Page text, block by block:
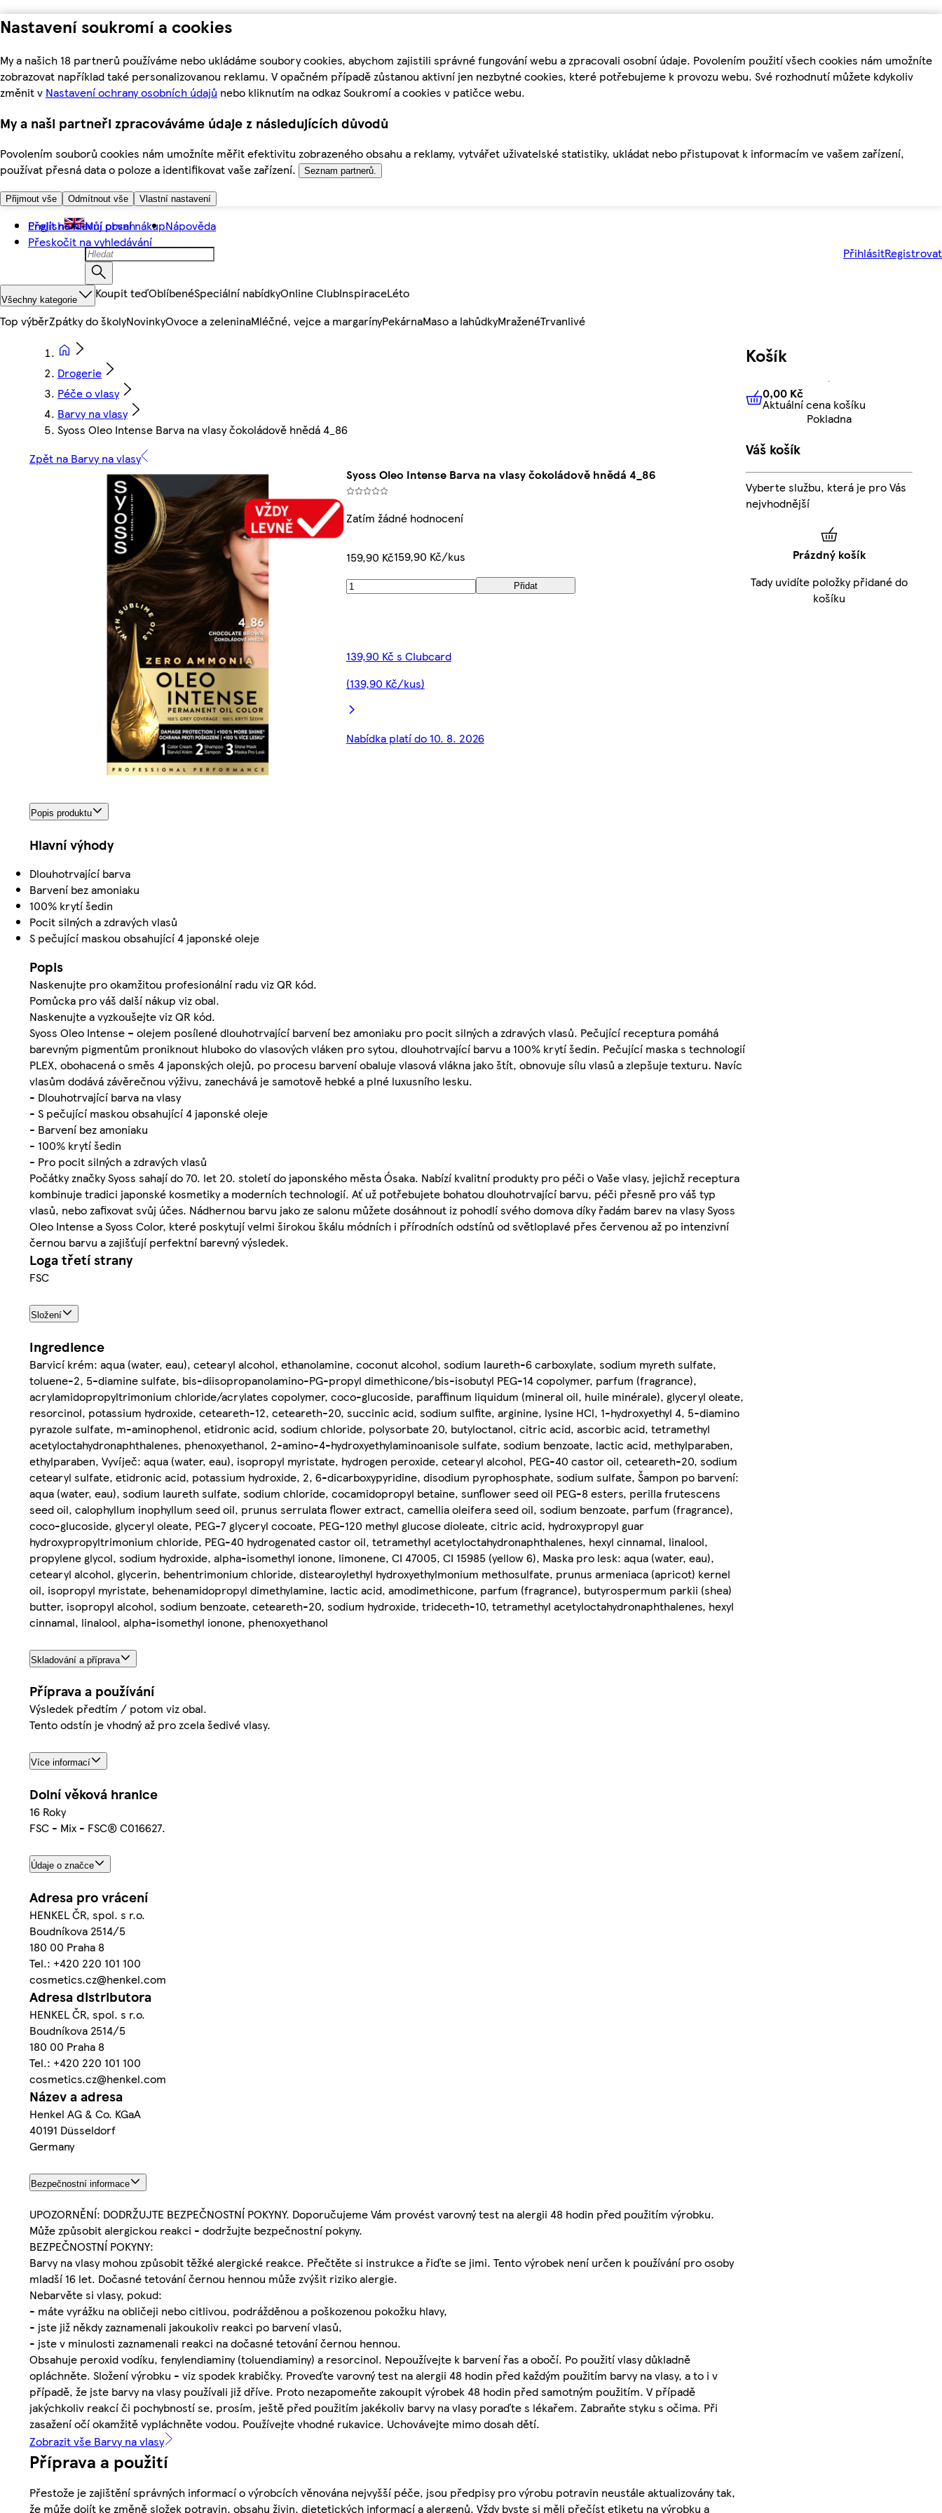
Nastavení soukromí a cookies
My a našich 18 partnerů používáme nebo ukládáme soubory cookies, abychom zajistili správné fungování webu a zpracovali osobní údaje. Povolením použití všech cookies nám umožníte
zobrazovat například také personalizovanou reklamu. V opačném případě zůstanou aktivní jen nezbytné cookies, které potřebujeme k provozu webu. Své rozhodnutí můžete kdykoliv
změnit v Nastavení ochrany osobních údajů nebo kliknutím na odkaz Soukromí a cookies v patičce webu.
My a naši partneři zpracováváme údaje z následujících důvodů
Povolením souborů cookies nám umožníte měřit efektivitu zobrazeného obsahu a reklamy, vytvářet uživatelské statistiky, ukládat nebo přistupovat k informacím ve vašem zařízení,
používat přesná data o poloze a identifikovat vaše zařízení.
Seznam partnerů.
Přijmout vše Odmítnout vše Vlastní nastavení
Přejít na hlavní obsah
Přeskočit na vyhledávání
English Můj první nákupNápověda
PřihlásitRegistrovat
Všechny kategorie Koupit teďOblíbenéSpeciální nabídkyOnline ClubInspiraceLéto
Top výběrZpátky do školyNovinkyOvoce a zeleninaMléčné, vejce a margarínyPekárnaMaso a lahůdkyMraženéTrvanlivé
Drogerie
Péče o vlasy
Barvy na vlasy
Syoss Oleo Intense Barva na vlasy čokoládově hnědá 4_86
Zpět na Barvy na vlasy
Syoss Oleo Intense Barva na vlasy čokoládově hnědá 4_86
Zatím žádné hodnocení
159,90 Kč159,90 Kč/kus
Přidat
139,90 Kč s Clubcard
(139,90 Kč/kus)
Nabídka platí do 10. 8. 2026
Popis produktu
Hlavní výhody
Dlouhotrvající barva
Barvení bez amoniaku
100% krytí šedin
Pocit silných a zdravých vlasů
S pečující maskou obsahující 4 japonské oleje
Popis
Naskenujte pro okamžitou profesionální radu viz QR kód.
Pomůcka pro váš další nákup viz obal.
Naskenujte a vyzkoušejte viz QR kód.
Syoss Oleo Intense – olejem posílené dlouhotrvající barvení bez amoniaku pro pocit silných a zdravých vlasů. Pečující receptura pomáhá
barevným pigmentům proniknout hluboko do vlasových vláken pro sytou, dlouhotrvající barvu a 100% krytí šedin. Pečující maska s technologií
PLEX, obohacená o směs 4 japonských olejů, po procesu barvení obaluje vlasová vlákna jako štít, obnovuje sílu vlasů a zlepšuje texturu. Navíc
vlasům dodává závěrečnou výživu, zanechává je samotově hebké a plné luxusního lesku.
- Dlouhotrvající barva na vlasy
- S pečující maskou obsahující 4 japonské oleje
- Barvení bez amoniaku
- 100% krytí šedin
- Pro pocit silných a zdravých vlasů
Počátky značky Syoss sahají do 70. let 20. století do japonského města Ósaka. Nabízí kvalitní produkty pro péči o Vaše vlasy, jejichž receptura
kombinuje tradici japonské kosmetiky a moderních technologií. Ať už potřebujete bohatou dlouhotrvající barvu, péči přesně pro váš typ
vlasů, nebo zafixovat svůj účes. Nádhernou barvu jako ze salonu můžete dosáhnout iz pohodlí svého domova díky řadám barev na vlasy Syoss
Oleo Intense a Syoss Color, které poskytují velmi širokou škálu módních i přírodních odstínů od světloplavé přes červenou až po intenzivní
černou barvu a zajišťují perfektní barevný výsledek.
Loga třetí strany
FSC
Složení
Ingredience
Barvicí krém: aqua (water, eau), cetearyl alcohol, ethanolamine, coconut alcohol, sodium laureth-6 carboxylate, sodium myreth sulfate,
toluene-2, 5-diamine sulfate, bis-diisopropanolamino-PG-propyl dimethicone/bis-isobutyl PEG-14 copolymer, parfum (fragrance),
acrylamidopropyltrimonium chloride/acrylates copolymer, coco-glucoside, paraffinum liquidum (mineral oil, huile minérale), glyceryl oleate,
resorcinol, potassium hydroxide, ceteareth-12, ceteareth-20, succinic acid, sodium sulfite, arginine, lysine HCl, 1-hydroxyethyl 4, 5-diamino
pyrazole sulfate, m-aminophenol, etidronic acid, sodium chloride, polysorbate 20, butyloctanol, citric acid, ascorbic acid, tetramethyl
acetyloctahydronaphthalenes, phenoxyethanol, 2-amino-4-hydroxyethylaminoanisole sulfate, sodium benzoate, lactic acid, methylparaben,
ethylparaben, Vyvíječ: aqua (water, eau), isopropyl myristate, hydrogen peroxide, cetearyl alcohol, PEG-40 castor oil, ceteareth-20, sodium
cetearyl sulfate, etidronic acid, potassium hydroxide, 2, 6-dicarboxypyridine, disodium pyrophosphate, sodium sulfate, Šampon po barvení:
aqua (water, eau), sodium laureth sulfate, sodium chloride, cocamidopropyl betaine, sunflower seed oil PEG-8 esters, perilla frutescens
seed oil, calophyllum inophyllum seed oil, prunus serrulata flower extract, camellia oleifera seed oil, sodium benzoate, parfum (fragrance),
coco-glucoside, glyceryl oleate, PEG-7 glyceryl cocoate, PEG-120 methyl glucose dioleate, citric acid, hydroxypropyl guar
hydroxypropyltrimonium chloride, PEG-40 hydrogenated castor oil, tetramethyl acetyloctahydronaphthalenes, hexyl cinnamal, linalool,
propylene glycol, sodium hydroxide, alpha-isomethyl ionone, limonene, CI 47005, CI 15985 (yellow 6), Maska pro lesk: aqua (water, eau),
cetearyl alcohol, glycerin, behentrimonium chloride, distearoylethyl hydroxyethylmonium methosulfate, prunus armeniaca (apricot) kernel
oil, isopropyl myristate, behenamidopropyl dimethylamine, lactic acid, amodimethicone, parfum (fragrance), butyrospermum parkii (shea)
butter, isopropyl alcohol, sodium benzoate, ceteareth-20, sodium hydroxide, trideceth-10, tetramethyl acetyloctahydronaphthalenes, hexyl
cinnamal, linalool, alpha-isomethyl ionone, phenoxyethanol
Skladování a příprava
Příprava a používání
Výsledek předtím / potom viz obal.
Tento odstín je vhodný až pro zcela šedivé vlasy.
Více informací
Dolní věková hranice
16 Roky
FSC - Mix - FSC® C016627.
Údaje o značce
Adresa pro vrácení
HENKEL ČR, spol. s r.o.
Boudníkova 2514/5
180 00 Praha 8
Tel.: +420 220 101 100
cosmetics.cz@henkel.com
Adresa distributora
HENKEL ČR, spol. s r.o.
Boudníkova 2514/5
180 00 Praha 8
Tel.: +420 220 101 100
cosmetics.cz@henkel.com
Název a adresa
Henkel AG & Co. KGaA
40191 Düsseldorf
Germany
Bezpečnostní informace
UPOZORNĚNÍ: DODRŽUJTE BEZPEČNOSTNÍ POKYNY. Doporučujeme Vám provést varovný test na alergii 48 hodin před použitím výrobku.
Může způsobit alergickou reakci - dodržujte bezpečnostní pokyny.
BEZPEČNOSTNÍ POKYNY:
Barvy na vlasy mohou způsobit těžké alergické reakce. Přečtěte si instrukce a řiďte se jimi. Tento výrobek není určen k používání pro osoby
mladší 16 let. Dočasné tetování černou hennou může zvýšit riziko alergie.
Nebarvěte si vlasy, pokud:
- máte vyrážku na obličeji nebo citlivou, podrážděnou a poškozenou pokožku hlavy,
- jste již někdy zaznamenali jakoukoliv reakci po barvení vlasů,
- jste v minulosti zaznamenali reakci na dočasné tetování černou hennou.
Obsahuje peroxid vodíku, fenylendiaminy (toluendiaminy) a resorcinol. Nepoužívejte k barvení řas a obočí. Po použití vlasy důkladně
opláchněte. Složení výrobku - viz spodek krabičky. Proveďte varovný test na alergii 48 hodin před každým použitím barvy na vlasy, a to i v
případě, že jste barvy na vlasy používali již dříve. Proto nezapomeňte zakoupit výrobek 48 hodin před samotným použitím. V případě
jakýchkoliv reakcí či pochybností se, prosím, ještě před použitím jakékoliv barvy na vlasy poraďte s lékařem. Zabraňte styku s očima. Při
zasažení očí okamžitě vypláchněte vodou. Používejte vhodné rukavice. Uchovávejte mimo dosah dětí.
Zobrazit vše Barvy na vlasy
Příprava a použití
Přestože je zajištění správných informací o výrobcích věnována nejvyšší péče, jsou předpisy pro výrobu potravin neustále aktualizovány tak,
že může dojít ke změně složek potravin, obsahu živin, dietetických informací a alergenů. Vždy byste si měli přečíst etiketu na výrobku a
Košík
0,00 KčAktuální cena košíku
0,00 Kč
Aktuální cena košíku
Pokladna
Váš košík
Vyberte službu, která je pro Vás
nejvhodnější
Prázdný košík
Tady uvidíte položky přidané do
košíku